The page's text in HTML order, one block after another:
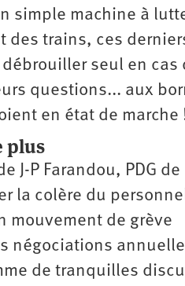
simple machine à
des trains, ces
seul en cas
questions... aux
en état de marche
plus
J-P Farandou, PDG de
la colère du
mouvement de grève
négociations
de tranquilles